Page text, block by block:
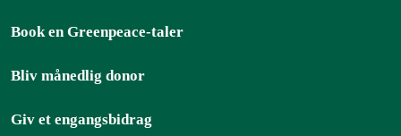
Book en Greenpeace-taler
Bliv månedlig donor
Giv et engangsbidrag